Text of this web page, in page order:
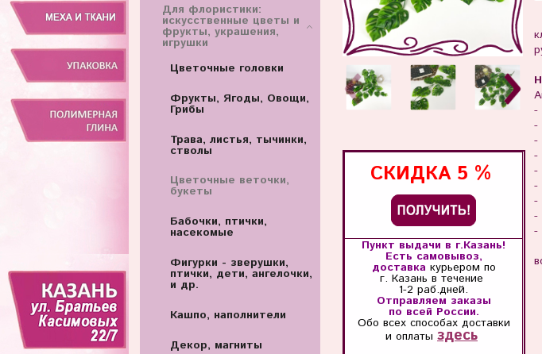
СКИДКА 5 %
Пункт выдачи в г.Казань!
Есть самовывоз,
доставка курьером по
г. Казань в течение
1-2 раб.дней.
Отправляем заказы
по всей России.
Обо всех способах доставки
и оплаты здесь
-
-
-
-
-
-
-
-
-
Для флористики:
искусственные цветы и
фрукты, украшения,
игрушки
Цветочные головки
Фрукты, Ягоды, Овощи,
Грибы
Трава, листья, тычинки,
стволы
Цветочные веточки,
букеты
Бабочки, птички,
насекомые
Фигурки - зверушки,
птички, дети, ангелочки,
и др.
Кашпо, наполнители
Декор, магниты